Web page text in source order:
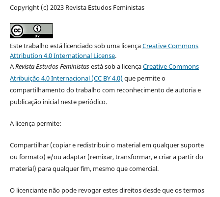
Copyright (c) 2023 Revista Estudos Feministas
Este trabalho está licenciado sob uma licençaCreative Commons
Attribution 4.0 International License.
ARevista Estudos Feministasestá sob a licençaCreative Commons
Atribuição 4.0 Internacional (CC BY 4.0) que permite o
compartilhamento do trabalho com reconhecimento de autoria e
publicação inicial neste periódico.
A licença permite:
Compartilhar (copiar e redistribuir o material em qualquer suporte
ou formato) e/ou adaptar (remixar, transformar, e criar a partir do
material) para qualquer fim, mesmo que comercial.
O licenciante não pode revogar estes direitos desde que os termos